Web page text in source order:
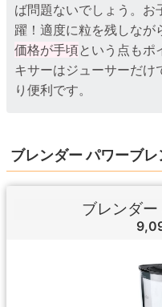
ば問題ないでしょう。お
躍！適度に粒を残しなが
価格が手頃という点もポ
キサーはジューサーだけ
り便利です。
ブレンダー パワーブ
ブレンダ